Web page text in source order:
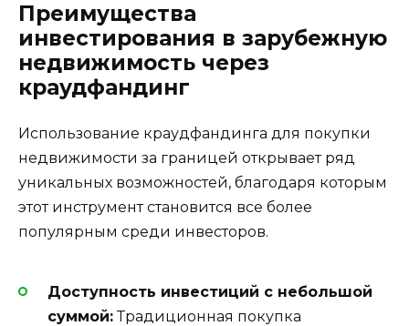
Преимущества
инвестирования в зарубежную
недвижимость через
краудфандинг
Использование краудфандинга для покупки
недвижимости за границей открывает ряд
уникальных возможностей, благодаря которым
этот инструмент становится все более
популярным среди инвесторов.
Доступность инвестиций с небольшой
суммой:Традиционная покупка